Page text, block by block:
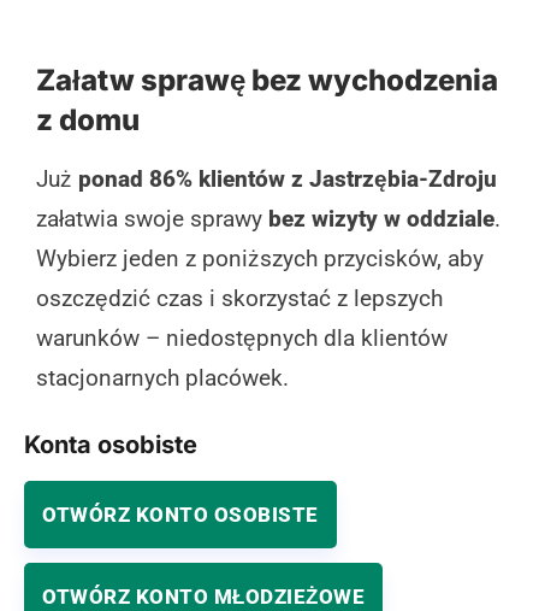
Załatw sprawę bez wychodzenia
z domu
Już ponad 86% klientów z Jastrzębia-Zdroju
załatwia swoje sprawy bez wizyty w oddziale.
Wybierz jeden z poniższych przycisków, aby
oszczędzić czas i skorzystać z lepszych
warunków – niedostępnych dla klientów
stacjonarnych placówek.
Konta osobiste
OTWÓRZ KONTO OSOBISTE
OTWÓRZ KONTO MŁODZIEŻOWE